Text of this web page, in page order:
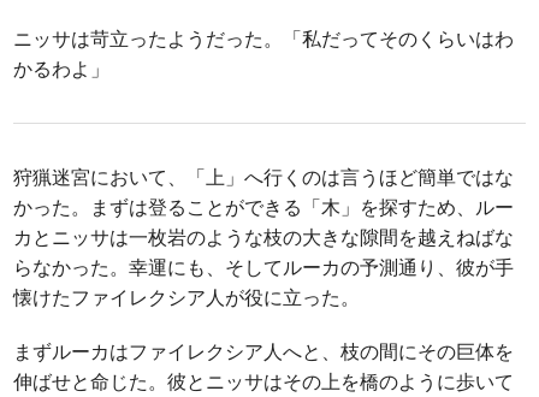
ニッサは苛立ったようだった。「私だってそのくらいはわ
かるわよ」
狩猟迷宮において、「上」へ行くのは言うほど簡単ではな
かった。まずは登ることができる「木」を探すため、ルー
カとニッサは一枚岩のような枝の大きな隙間を越えねばな
らなかった。幸運にも、そしてルーカの予測通り、彼が手
懐けたファイレクシア人が役に立った。
まずルーカはファイレクシア人へと、枝の間にその巨体を
伸ばせと命じた。彼とニッサはその上を橋のように歩いて